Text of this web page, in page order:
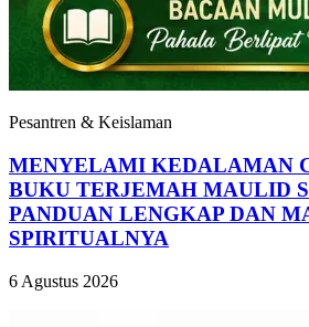
Pesantren & Keislaman
MENYELAMI KEDALAMAN
BUKU TERJEMAH MAULID
PANDUAN LENGKAP DAN
SPIRITUALNYA
6 Agustus 2026